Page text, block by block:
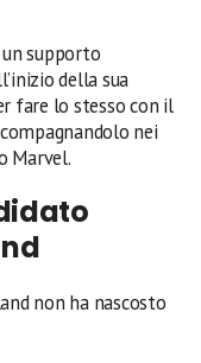
supporto
della sua
fare lo stesso con il
nei
Marvel.
non ha nascosto